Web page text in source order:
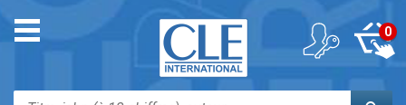
contenu
Toggle
navigation
0